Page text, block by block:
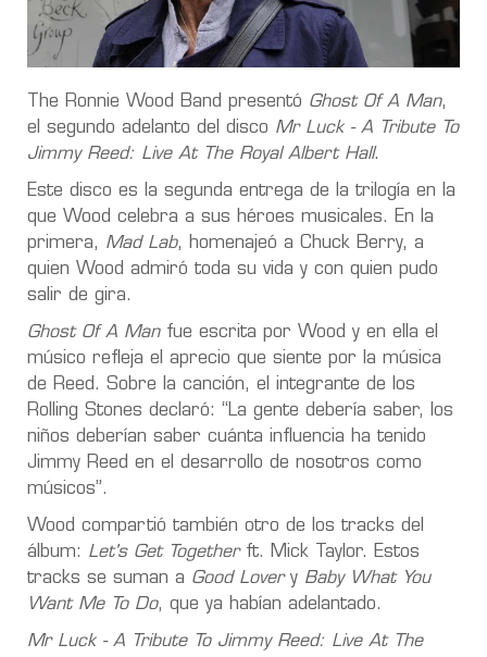
The Ronnie Wood Band presentó Ghost Of A Man,
el segundo adelanto del disco Mr Luck - A Tribute To
Jimmy Reed: Live At The Royal Albert Hall.
Este disco es la segunda entrega de la trilogía en la
que Wood celebra a sus héroes musicales. En la
primera, Mad Lab, homenajeó a Chuck Berry, a
quien Wood admiró toda su vida y con quien pudo
salir de gira.
Ghost Of A Man fue escrita por Wood y en ella el
músico refleja el aprecio que siente por la música
de Reed. Sobre la canción, el integrante de los
Rolling Stones declaró: “La gente debería saber, los
niños deberían saber cuánta influencia ha tenido
Jimmy Reed en el desarrollo de nosotros como
músicos”.
Wood compartió también otro de los tracks del
álbum: Let's Get Togetherft. Mick Taylor. Estos
tracks se suman a Good Lovery Baby What You
Want Me To Do, que ya habían adelantado.
Mr Luck - A Tribute To Jimmy Reed: Live At The